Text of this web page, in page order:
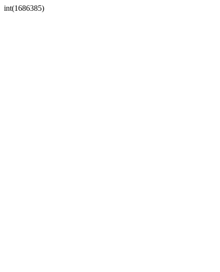
int(1686385)